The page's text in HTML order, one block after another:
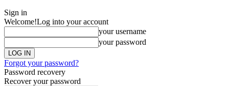
Sign in
Welcome!Log into your account
your username
your password
Forgot your password?
Password recovery
Recover your password